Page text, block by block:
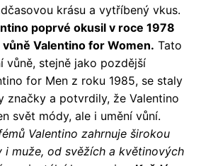
krásu a vytříbený vkus.
poprvé okusil v roce 1978
Valentino for Women. Tato
vůně, stejně jako pozdější
for Men z roku 1985, se staly
značky a potvrdily, že Valentino
svět módy, ale i umění vůní.
Valentino zahrnuje širokou
i muže, od svěžích a květinových